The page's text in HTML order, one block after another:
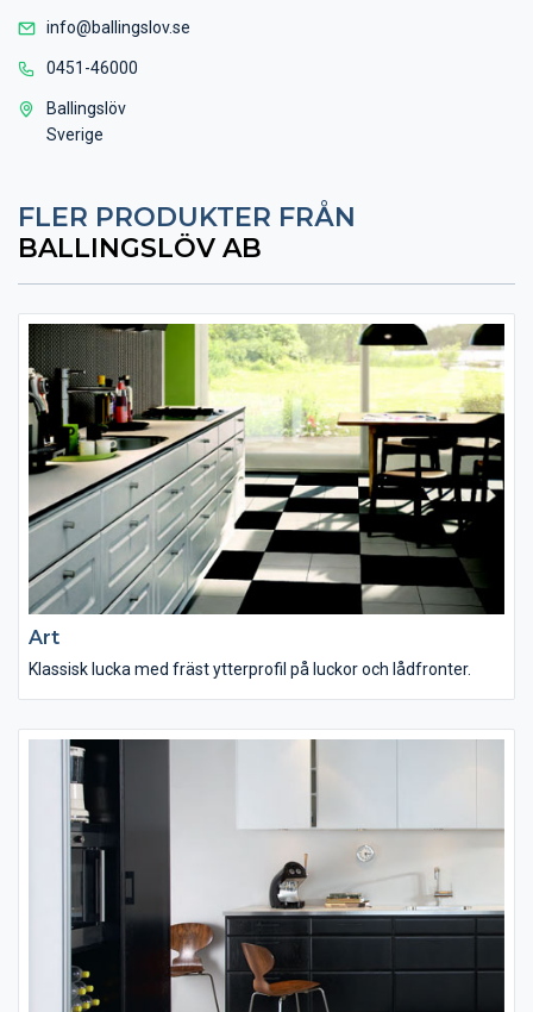
info@ballingslov.se
0451-46000
Ballingslöv
Sverige
FLER PRODUKTER FRÅN
BALLINGSLÖV AB
Art
Klassisk lucka med fräst ytterprofil på luckor och lådfronter.